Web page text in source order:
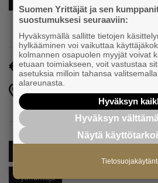
Maksuton
Hotelli Hirvi, Äänekoski,
Työnantaja
Suomen Yrittäjät ja sen
suostumuksesi seuraaviin:
Hyväksymällä sallitte tietojen
hylkääminen voi vaikuttaa
kolmannen osapuolen myyjät voivat
etuaan toimiakseen, voit vastustaa
asetuksia milloin tahansa
alareunasta.
Hyväksyn
Hyväksyn
Näytä